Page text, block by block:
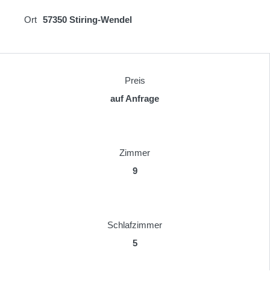
Ort 57350 Stiring-Wendel
Preis
auf Anfrage
Zimmer
9
Schlafzimmer
5